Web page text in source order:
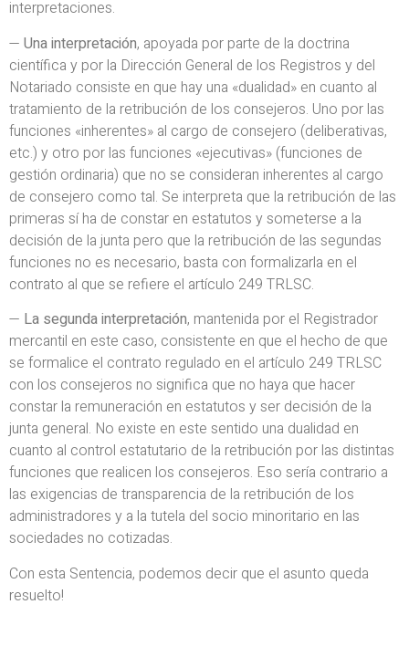
interpretaciones.
— Una interpretación, apoyada por parte de la doctrina
científica y por la Dirección General de los Registros y del
Notariado consiste en que hay una «dualidad» en cuanto al
tratamiento de la retribución de los consejeros. Uno por las
funciones «inherentes» al cargo de consejero (deliberativas,
etc.) y otro por las funciones «ejecutivas» (funciones de
gestión ordinaria) que no se consideran inherentes al cargo
de consejero como tal. Se interpreta que la retribución de las
primeras sí ha de constar en estatutos y someterse a la
decisión de la junta pero que la retribución de las segundas
funciones no es necesario, basta con formalizarla en el
contrato al que se refiere el artículo 249 TRLSC.
— La segunda interpretación, mantenida por el Registrador
mercantil en este caso, consistente en que el hecho de que
se formalice el contrato regulado en el artículo 249 TRLSC
con los consejeros no significa que no haya que hacer
constar la remuneración en estatutos y ser decisión de la
junta general. No existe en este sentido una dualidad en
cuanto al control estatutario de la retribución por las distintas
funciones que realicen los consejeros. Eso sería contrario a
las exigencias de transparencia de la retribución de los
administradores y a la tutela del socio minoritario en las
sociedades no cotizadas.
Con esta Sentencia, podemos decir que el asunto queda
resuelto!